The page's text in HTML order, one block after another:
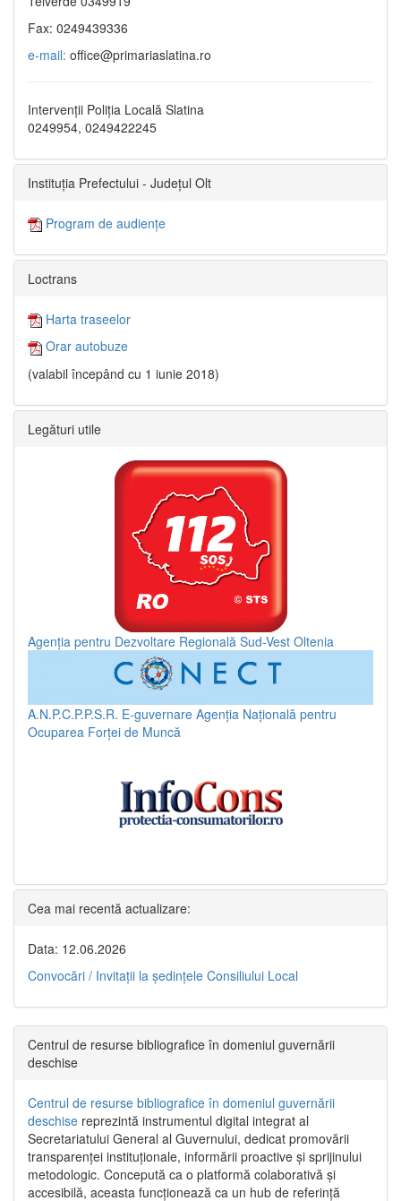
Fax: 0249439336
e-mail: office@primariaslatina.ro
Intervenții Poliția Locală Slatina
0249954, 0249422245
Instituția Prefectului - Județul Olt
Program de audiențe
Loctrans
Harta traseelor
Orar autobuze
(valabil începând cu 1 iunie 2018)
Legături utile
Agenția pentru Dezvoltare Regională Sud-Vest Oltenia
A.N.P.C.P.P.S.R. E-guvernare Agenția Națională pentru
Ocuparea Forței de Muncă
Cea mai recentă actualizare:
Data: 12.06.2026
Convocări / Invitaţii la şedinţele Consiliului Local
Centrul de resurse bibliografice în domeniul guvernării
deschise
Centrul de resurse bibliografice în domeniul guvernării
deschise reprezintă instrumentul digital integrat al
Secretariatului General al Guvernului, dedicat promovării
transparenței instituționale, informării proactive și sprijinului
metodologic. Concepută ca o platformă colaborativă și
accesibilă, aceasta funcționează ca un hub de referință